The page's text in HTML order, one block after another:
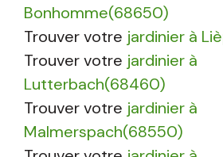
Bonhomme(68650)
Trouver votre jardinier à
Trouver votre jardinier à
Lutterbach(68460)
Trouver votre jardinier à
Malmerspach(68550)